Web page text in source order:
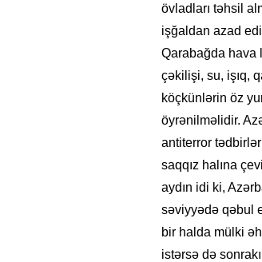
övladları təhsil
işğaldan azad
Qarabağda hava
çəkilişi, su, işıq,
köçkünlərin öz
öyrənilməlidir.
antiterror
saqqız halına
aydın idi ki,
səviyyədə qəbul
bir halda mülki
istərsə də